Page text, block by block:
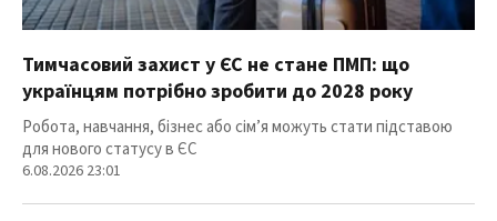
Тимчасовий захист у ЄС не стане ПМП: що
українцям потрібно зробити до 2028 року
Робота, навчання, бізнес або сім’я можуть стати підставою
для нового статусу в ЄС
6.08.2026 23:01